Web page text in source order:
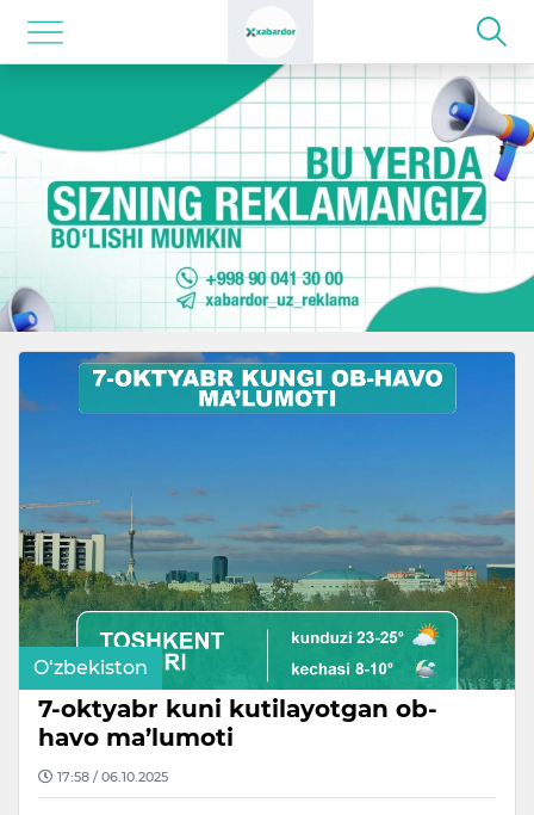
O‘zbekiston
7-oktyabr kuni kutilayotgan ob-
havo ma’lumoti
17:58 / 06.10.2025